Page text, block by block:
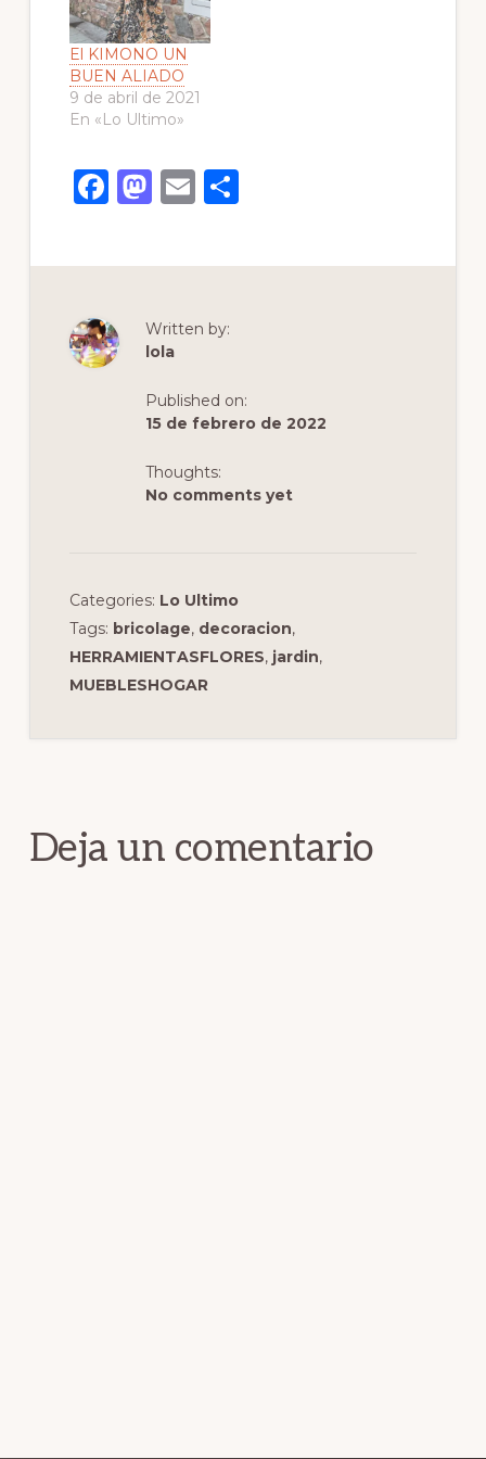
El KIMONO UN
BUEN ALIADO
9 de abril de 2021
En «Lo Ultimo»
F
c
b
o
M
st
d
o
n
E
ai
C
m
r
Written by:
lola
Published on:
15 de febrero de 2022
Thoughts:
No comments yet
Categories: Lo Ultimo
Tags: bricolage, decoracion,
HERRAMIENTASFLORES, jardin,
MUEBLESHOGAR
los
lectores
Deja un comentario